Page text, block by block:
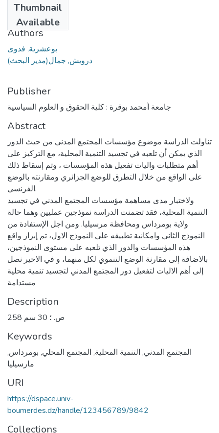
Thumbnail
Available
2022
Authors
بوعشرية, فدوى
درويش, جمال(مدير البحث)
Publisher
جامعة أمحمد بوقرة : كلية الحقوق و العلوم السياسية
Abstract
تناولت الدراسة موضوع مؤسسات المجتمع المدني من حيث الدور
الذي يمكن أن تلعبه في تجسيد التنمية المحلية، مع التركيز على
أهم متطلبات واليات تفعيل هذه المؤسسات ، وتم إسقاط ذلك
على الواقع من خلال التطرق للوضع الجزائري ومقارنته بالوضع
الفرنسي.
ولاختبار مدى مساهمة مؤسسات المجتمع المدني في تجسيد
التنمية المحلية، فقد تضمنت الدراسة نموذجين عمليين وهما حالة
ولاية بومرداس ومحافظة مرسيليا. ومن اجل الإستفادة من
النموذج الثاني وامكانية تطبيقه على النموذج الاول، تم إبراز واقع
هذه المؤسسات والدور الذي تلعبه على مستوى النموذجين،
بالاضافة إلى مقارنة الوضع التنموي لكل منهما، و في الاخير نصل
إلى أهم الاليات لتفعيل دور المجتمع المدني لتجسيد تنمية محلية
مستدامة
Description
258 ص. ؛ 30 سم
Keywords
المجتمع المدني, التنمية المحلية, المجتمع المحلي, بومرداس,
مارسيليا
URI
https://dspace.univ-
boumerdes.dz/handle/123456789/9842
Collections